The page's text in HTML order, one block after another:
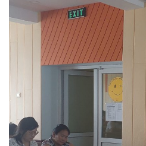
Шилэн данс
Авлига-110